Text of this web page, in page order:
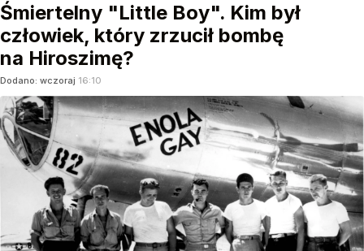
Śmiertelny "Little Boy". Kim był
człowiek, który zrzucił bombę
na Hiroszimę?
Dodano: wczoraj 16:10